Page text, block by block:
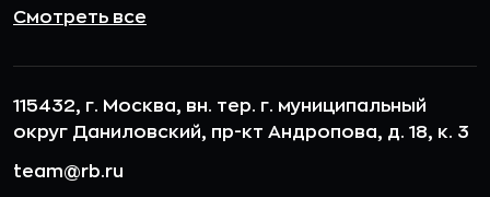
Смотреть все
115432, г. Москва, вн. тер. г. муниципальный
округ Даниловский, пр-кт Андропова, д. 18, к. 3
team@rb.ru